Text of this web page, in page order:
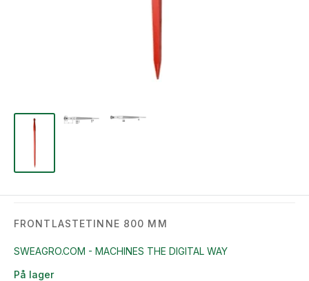
FRONTLASTETINNE 800 MM
SWEAGRO.COM - MACHINES THE DIGITAL WAY
På lager